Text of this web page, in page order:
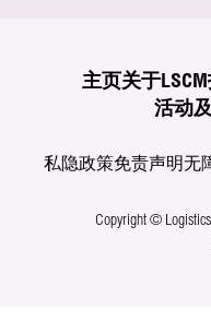
主页关于LSCM
活动
私隐政策免责声明无
Copyright © Logistics